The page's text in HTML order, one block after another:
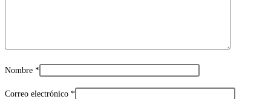
Nombre *
Correo electrónico *